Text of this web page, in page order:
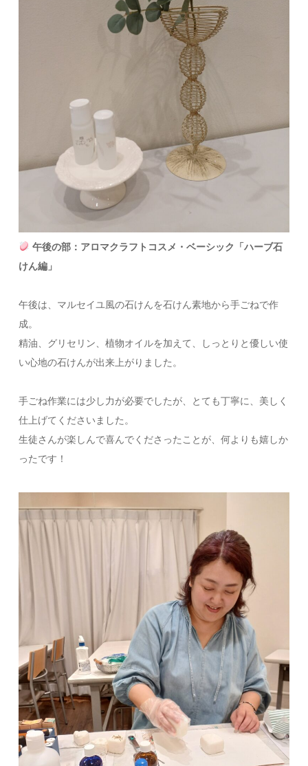
午後の部：アロマクラフトコスメ・ベーシック「ハーブ石
けん編」
午後は、マルセイユ風の石けんを石けん素地から手ごねで作
成。
精油、グリセリン、植物オイルを加えて、しっとりと優しい使
い心地の石けんが出来上がりました。
手ごね作業には少し力が必要でしたが、とても丁寧に、美しく
仕上げてくださいました。
生徒さんが楽しんで喜んでくださったことが、何よりも嬉しか
ったです！